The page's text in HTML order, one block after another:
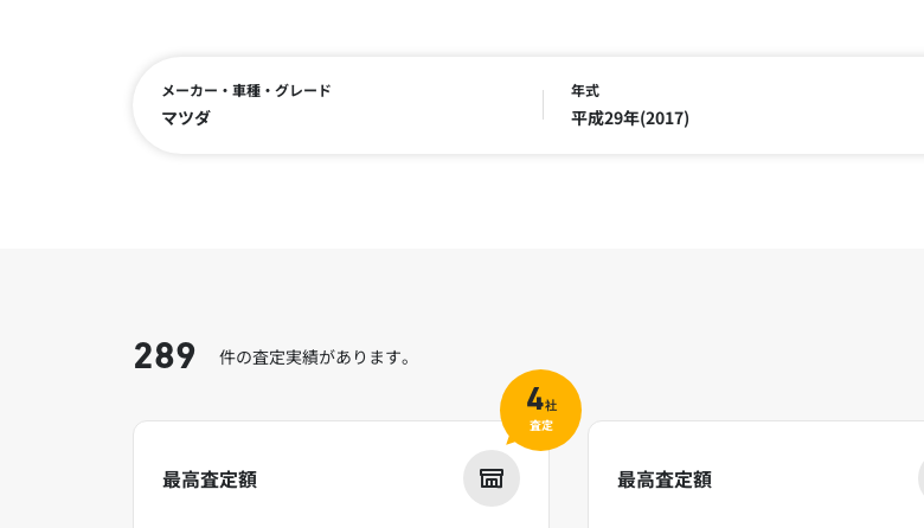
メーカー・車種・グレード
マツダ
年式
平成29年(2017)
289 件の査定実績があります。
最高査定額
4社
査定
最高査定額